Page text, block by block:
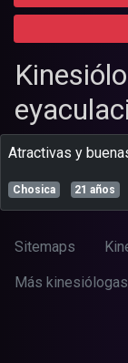
atractivas y
Chosica 21 años
Sitemaps
Más kinesiólogas